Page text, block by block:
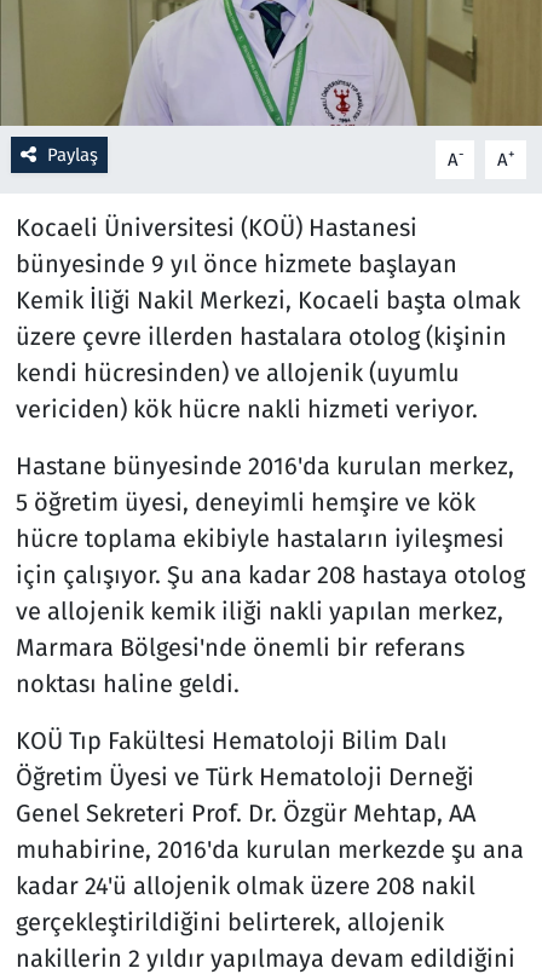
Paylaş A- A+
Kocaeli Üniversitesi (KOÜ) Hastanesi
bünyesinde 9 yıl önce hizmete başlayan
Kemik İliği Nakil Merkezi, Kocaeli başta olmak
üzere çevre illerden hastalara otolog (kişinin
kendi hücresinden) ve allojenik (uyumlu
vericiden) kök hücre nakli hizmeti veriyor.
Hastane bünyesinde 2016'da kurulan merkez,
5 öğretim üyesi, deneyimli hemşire ve kök
hücre toplama ekibiyle hastaların iyileşmesi
için çalışıyor. Şu ana kadar 208 hastaya otolog
ve allojenik kemik iliği nakli yapılan merkez,
Marmara Bölgesi'nde önemli bir referans
noktası haline geldi.
KOÜ Tıp Fakültesi Hematoloji Bilim Dalı
Öğretim Üyesi ve Türk Hematoloji Derneği
Genel Sekreteri Prof. Dr. Özgür Mehtap, AA
muhabirine, 2016'da kurulan merkezde şu ana
kadar 24'ü allojenik olmak üzere 208 nakil
gerçekleştirildiğini belirterek, allojenik
nakillerin 2 yıldır yapılmaya devam edildiğini
Savunma Sanayi
Spor
Teknoloji ve Bilim
Televizyon